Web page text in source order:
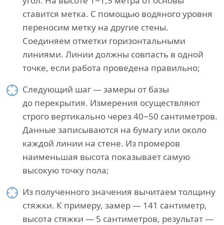
ставится метка. С помощью водяного уровня
переносим метку на другие стены.
Соединяем отметки горизонтальными
линиями. Линии должны совпасть в одной
точке, если работа проведена правильно;
Следующий шаг — замеры от базы
до перекрытия. Измерения осуществляют
строго вертикально через 40−50 сантиметров.
Данные записываются на бумагу или около
каждой линии на стене. Из промеров
наименьшая высота показывает самую
высокую точку пола;
Из полученного значения вычитаем толщину
стяжки. К примеру, замер — 141 сантиметр,
высота стяжки — 5 сантиметров, результат —